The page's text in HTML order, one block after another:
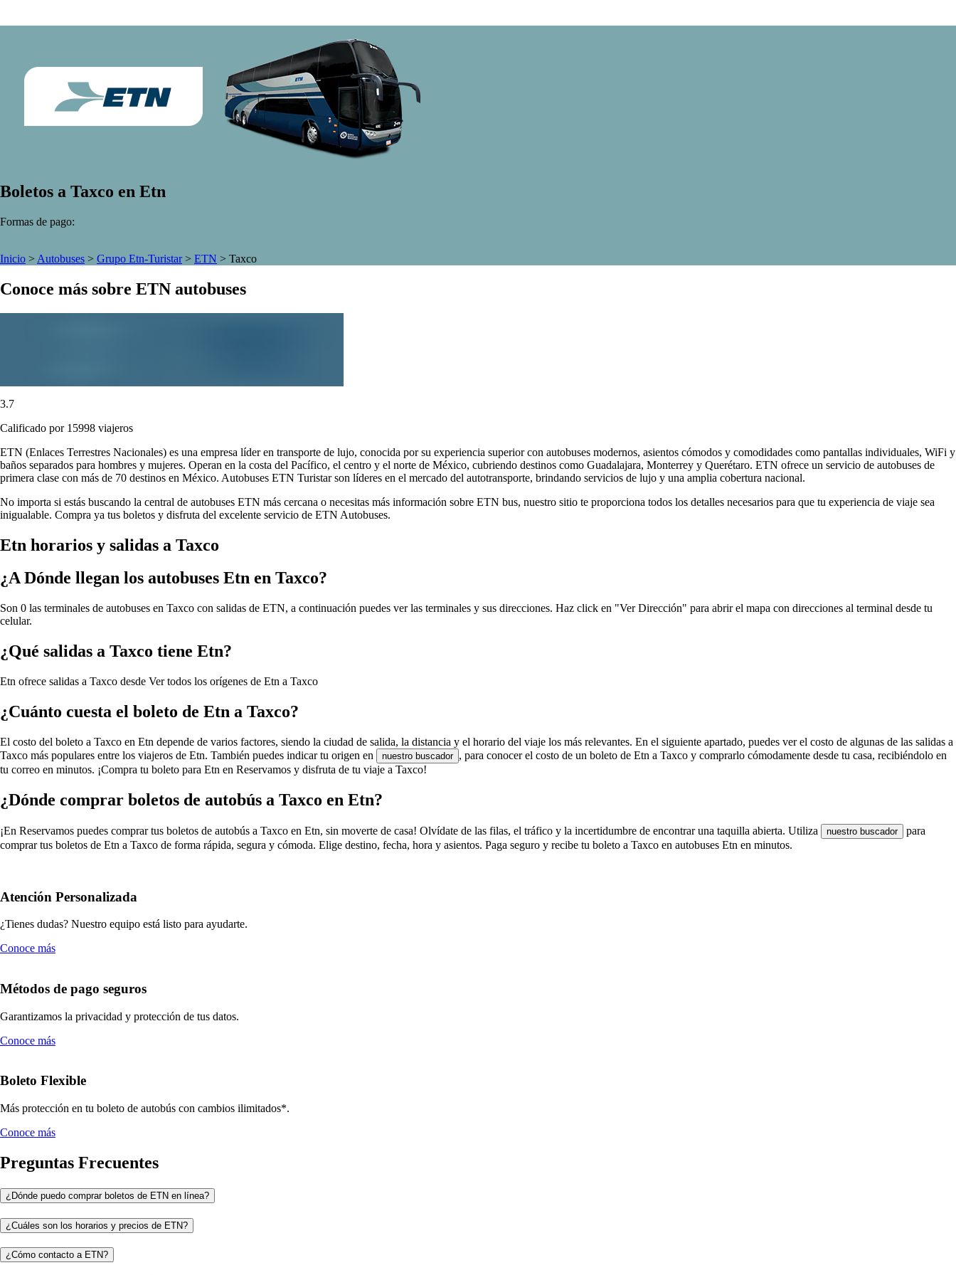
Boletos a Taxco en Etn
Formas de pago:
Inicio > Autobuses > Grupo Etn-Turistar> ETN > Taxco
Conoce más sobre ETN autobuses
3.7
Calificado por 15998 viajeros
ETN (Enlaces Terrestres Nacionales) es una empresa líder en transporte de lujo, conocida por su experiencia superior con autobuses modernos, asientos cómodos y comodidades como pantallas individuales, WiFi y
baños separados para hombres y mujeres. Operan en la costa del Pacífico, el centro y el norte de México, cubriendo destinos como Guadalajara, Monterrey y Querétaro. ETN ofrece un servicio de autobuses de
primera clase con más de 70 destinos en México. Autobuses ETN Turistar son líderes en el mercado del autotransporte, brindando servicios de lujo y una amplia cobertura nacional.
No importa si estás buscando la central de autobuses ETN más cercana o necesitas más información sobre ETN bus, nuestro sitio te proporciona todos los detalles necesarios para que tu experiencia de viaje sea
inigualable. Compra ya tus boletos y disfruta del excelente servicio de ETN Autobuses.
Etn horarios y salidas a Taxco
¿A Dónde llegan los autobuses Etn en Taxco?
Son 0 las terminales de autobuses en Taxco con salidas de ETN, a continuación puedes ver las terminales y sus direcciones. Haz click en "Ver Dirección" para abrir el mapa con direcciones al terminal desde tu
celular.
¿Qué salidas a Taxco tiene Etn?
Etn ofrece salidas a Taxco desde Ver todos los orígenes de Etn a Taxco
¿Cuánto cuesta el boleto de Etn a Taxco?
El costo del boleto a Taxco en Etn depende de varios factores, siendo la ciudad de salida, la distancia y el horario del viaje los más relevantes. En el siguiente apartado, puedes ver el costo de algunas de las salidas a
Taxco más populares entre los viajeros de Etn. También puedes indicar tu origen en
nuestro buscador , para conocer el costo de un boleto de Etn a Taxco y comprarlo cómodamente desde tu casa, recibiéndolo en
tu correo en minutos. ¡Compra tu boleto para Etn en Reservamos y disfruta de tu viaje a Taxco!
¿Dónde comprar boletos de autobús a Taxco en Etn?
¡En Reservamos puedes comprar tus boletos de autobús a Taxco en Etn, sin moverte de casa! Olvídate de las filas, el tráfico y la incertidumbre de encontrar una taquilla abierta. Utiliza nuestro buscador
para
comprar tus boletos de Etn a Taxco de forma rápida, segura y cómoda. Elige destino, fecha, hora y asientos. Paga seguro y recibe tu boleto a Taxco en autobuses Etn en minutos.
Atención Personalizada
¿Tienes dudas? Nuestro equipo está listo para ayudarte.
Conoce más
Métodos de pago seguros
Garantizamos la privacidad y protección de tus datos.
Conoce más
Boleto Flexible
Más protección en tu boleto de autobús con cambios ilimitados*.
Conoce más
Preguntas Frecuentes
¿Dónde puedo comprar boletos de ETN en línea?
¿Cuáles son los horarios y precios de ETN?
¿Cómo contacto a ETN?